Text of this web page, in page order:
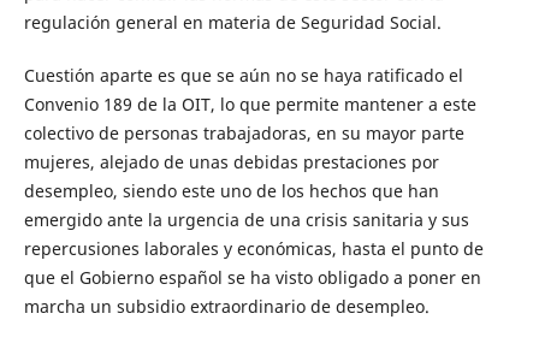
regulación general en materia de Seguridad Social.
Cuestión aparte es que se aún no se haya ratificado el
Convenio 189 de la OIT, lo que permite mantener a este
colectivo de personas trabajadoras, en su mayor parte
mujeres, alejado de unas debidas prestaciones por
desempleo, siendo este uno de los hechos que han
emergido ante la urgencia de una crisis sanitaria y sus
repercusiones laborales y económicas, hasta el punto de
que el Gobierno español se ha visto obligado a poner en
marcha un subsidio extraordinario de desempleo.